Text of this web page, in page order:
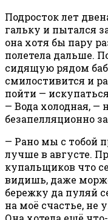
Подросток лет
гальку и пытался
она хотя бы пару
полетела дальше.
сидящую рядом
смилостивится и
пойти —
— Вода холодная, —
безапелляционно
— Рано мы с тобой
лучше в августе.
купальщиков что
видишь, даже
бережку да пуляй
на моё счастье, не